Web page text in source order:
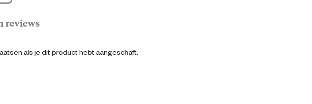
reviews
als je dit product hebt aangeschaft.